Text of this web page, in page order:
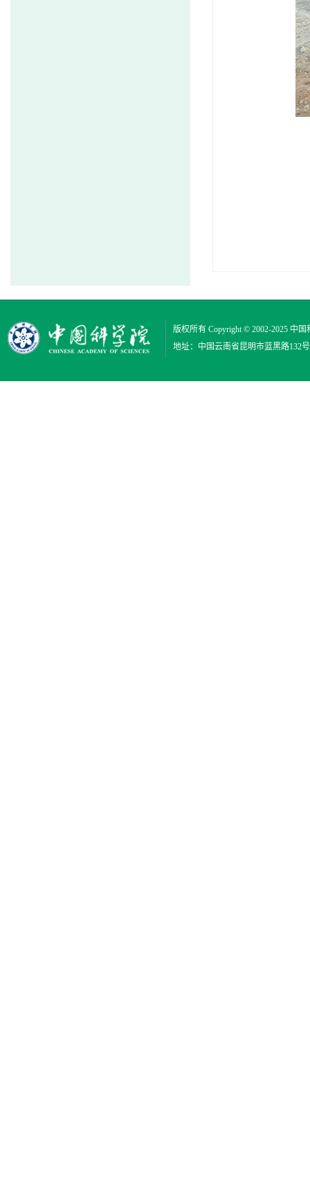
版权所有 Copyright © 2002-2025 中国
地址：中国云南省昆明市蓝黑路